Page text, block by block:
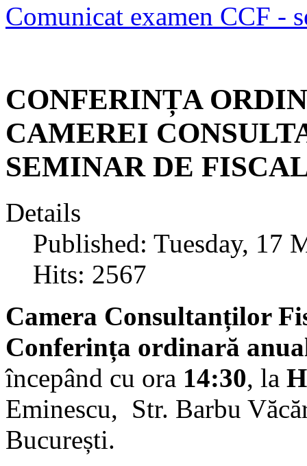
Comunicat examen CCF -
CONFERINȚA
CAMEREI
SEMINAR DE
Details
Published: Tuesday, 17
Hits: 2567
Camera Consultanților
Conferința ordinară
începând cu ora 14:30, la
Eminescu, Str. Barbu
București.